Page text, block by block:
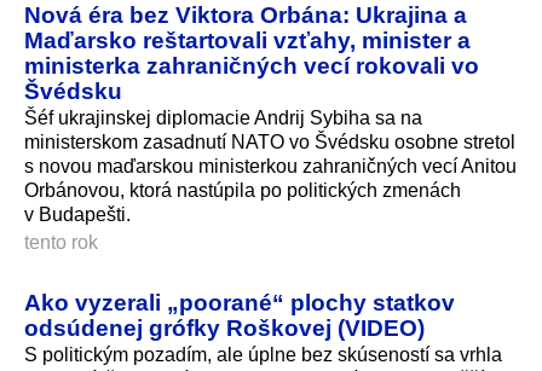
Nová éra bez Viktora Orbána: Ukrajina a
Maďarsko reštartovali vzťahy, minister a
ministerka zahraničných vecí rokovali vo
Švédsku
Šéf ukrajinskej diplomacie Andrij Sybiha sa na
ministerskom zasadnutí NATO vo Švédsku osobne stretol
s novou maďarskou ministerkou zahraničných vecí Anitou
Orbánovou, ktorá nastúpila po politických zmenách
v Budapešti.
tento rok
Ako vyzerali „poorané“ plochy statkov
odsúdenej grófky Roškovej (VIDEO)
S politickým pozadím, ale úplne bez skúseností sa vrhla